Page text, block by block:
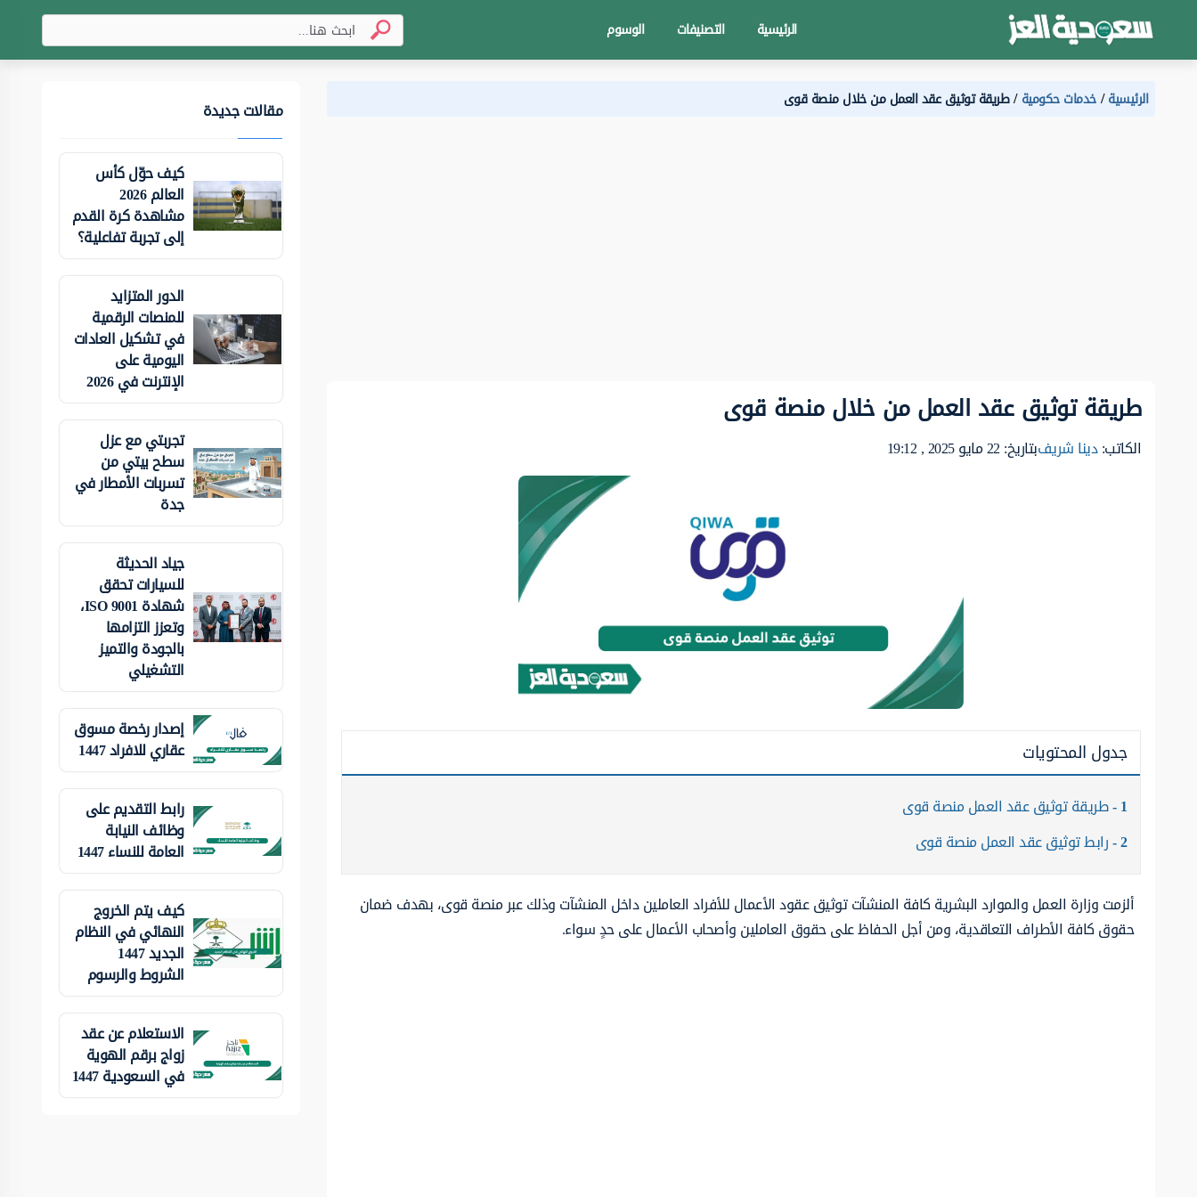
الرئيسية التصنيفات الوسوم
الرئيسية خدمات حكومية طريقة توثيق عقد العمل من خلال منصة قوى
طريقة توثيق عقد العمل من خلال منصة قوى
الكاتب:دينا شريفبتاريخ: 22 مايو 2025 , 19:12
جدول المحتويات
1 طريقة توثيق عقد العمل منصة قوى
2 رابط توثيق عقد العمل منصة قوى
ألزمت وزارة العمل والموارد البشرية كافة المنشآت توثيق عقود الأعمال للأفراد العاملين داخل المنشآت وذلك عبر منصة قوى، بهدف ضمان
حقوق كافة الأطراف التعاقدية، ومن أجل الحفاظ على حقوق العاملين وأصحاب الأعمال على حدٍ سواء.
مقالات جديدة
كيف حوّل كأس
العالم 2026
مشاهدة كرة القدم
إلى تجربة تفاعلية؟
الدور المتزايد
للمنصات الرقمية
في تشكيل العادات
اليومية على
الإنترنت في 2026
تجربتي مع عزل
سطح بيتي من
تسربات الأمطار في
جدة
جياد الحديثة
للسيارات تحقق
شهادة ISO 9001،
وتعزز التزامها
بالجودة والتميز
التشغيلي
إصدار رخصة مسوق
عقاري للافراد 1447
رابط التقديم على
وظائف النيابة
العامة للنساء 1447
كيف يتم الخروج
النهائي في النظام
الجديد 1447
الشروط والرسوم
الاستعلام عن عقد
زواج برقم الهوية
في السعودية 1447